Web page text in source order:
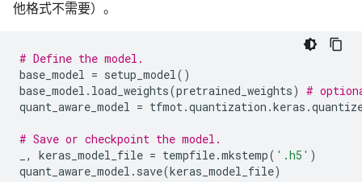
他格式不需要）。
# Define the model.
base_model = setup_model()
base_model . load_weights(pretrained_weights) #
quant_aware_model = tfmot.quantization .keras .
# Save or checkpoint the model.
, keras_model_file = tempfile.mkstemp( '.h5' )
quant_aware_model . save(keras_model_file)